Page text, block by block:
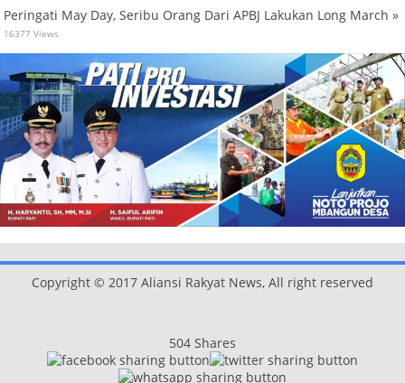
Peringati May Day, Seribu Orang Dari APBJ Lakukan Long March »
16377 Views
Copyright © 2017 Aliansi Rakyat News, All right reserved
504 Shares